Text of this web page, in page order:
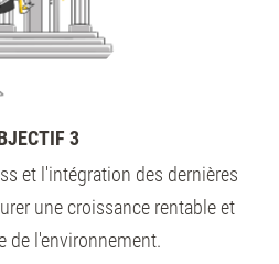
3
et l'intégration des dernières
une croissance rentable et
de l'environnement.